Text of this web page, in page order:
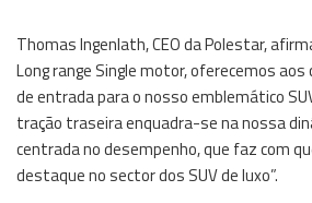
Thomas Ingenlath, CEO da Polestar,
Long range Single motor, oferecemos
de entrada para o nosso emblemático
tração traseira enquadra-se na nossa
centrada no desempenho, que faz com
destaque no sector dos SUV de luxo”.